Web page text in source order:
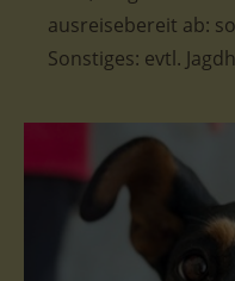
ausreisebereit ab:
Sonstiges: evtl.